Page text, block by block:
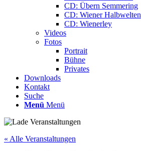
CD: Übern Semmering
CD: Wiener Halbwelten
CD: Wienerley
Videos
Fotos
Portrait
Bühne
Privates
Downloads
Kontakt
Suche
Menü Menü
« Alle Veranstaltungen